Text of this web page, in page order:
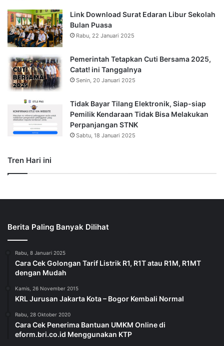
Link Download Surat Edaran Libur Sekolah
Bulan Puasa
Rabu, 22 Januari 2025
Pemerintah Tetapkan Cuti Bersama 2025,
Catat! ini Tanggalnya
Senin, 20 Januari 2025
Tidak Bayar Tilang Elektronik, Siap-siap
Pemilik Kendaraan Tidak Bisa Melakukan
Perpanjangan STNK
Sabtu, 18 Januari 2025
Tren Hari ini
Berita Paling Banyak Dilihat
Rabu, 8 Januari 2025
Cara Cek Golongan Tarif Listrik R1, R1T atau R1M, R1MT
dengan Mudah
Kamis, 26 November 2015
KRL Jurusan Jakarta Kota – Bogor Kembali Normal
Rabu, 28 Oktober 2020
Cara Cek Penerima Bantuan UMKM Online di
eform.bri.co.id Menggunakan KTP